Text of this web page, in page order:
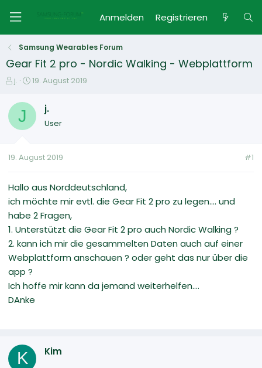
Anmelden Registrieren
Samsung Wearables Forum
Gear Fit 2 pro - Nordic Walking - Webplattform
E
s
e
e
j.
E
s
e
t
m
19. August 2019
J j.
User
19. August 2019 #1
Hallo aus Norddeutschland,
ich möchte mir evtl. die Gear Fit 2 pro zu legen.... und
habe 2 Fragen,
1. Unterstützt die Gear Fit 2 pro auch Nordic Walking ?
2. kann ich mir die gesammelten Daten auch auf einer
Webplattform anschauen ? oder geht das nur über die
app ?
Ich hoffe mir kann da jemand weiterhelfen....
DAnke
K Kim